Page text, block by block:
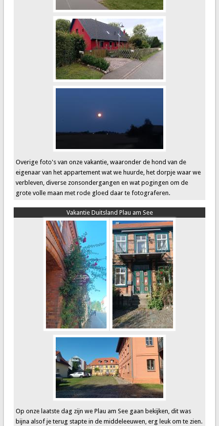
Overige foto's van onze vakantie, waaronder de hond van de
eigenaar van het appartement wat we huurde, het dorpje waar we
verbleven, diverse zonsondergangen en wat pogingen om de
grote volle maan met rode gloed daar te fotograferen.
Vakantie Duitsland Plau am See
Op onze laatste dag zijn we Plau am See gaan bekijken, dit was
bijna alsof je terug stapte in de middeleeuwen, erg leuk om te zien.